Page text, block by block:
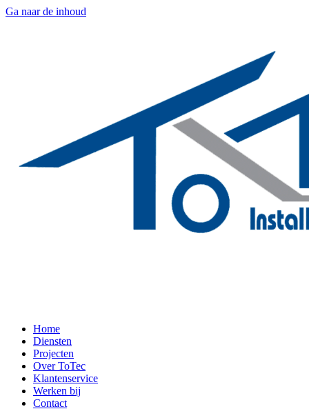
Ga naar de inhoud
Home
Diensten
Projecten
Over ToTec
Klantenservice
Werken bij
Contact